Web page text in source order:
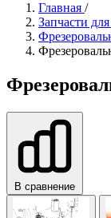
Главная /
Запчасти
В сравнение